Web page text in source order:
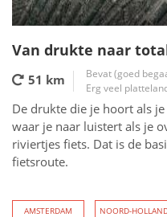
Van drukte naar
51 km
Bevat (goed
Erg veel
De drukte die je hoort als
waar je naar luistert als je
riviertjes fiets. Dat is de
fietsroute.
AMSTERDAM NOORD-